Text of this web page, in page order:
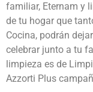
familiar, Eternam y
de tu hogar que
Cocina, podrán
celebrar junto a tu
limpieza es de
Azzorti Plus